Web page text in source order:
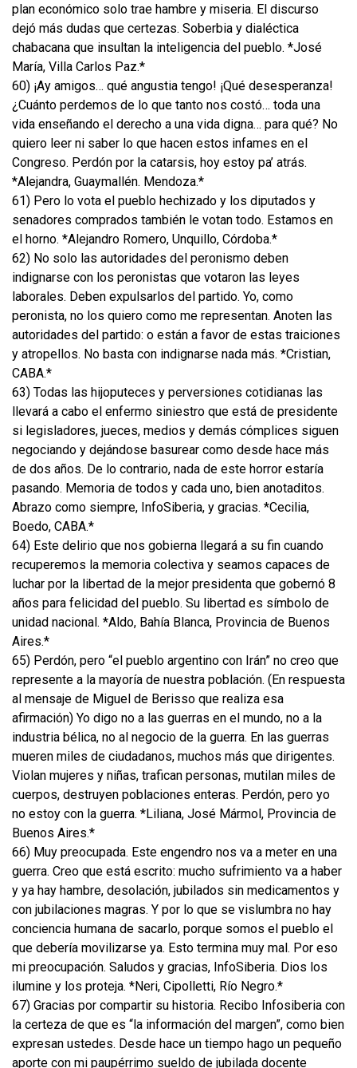
plan económico solo trae hambre y miseria. El discurso
dejó más dudas que certezas. Soberbia y dialéctica
chabacana que insultan la inteligencia del pueblo. *José
María, Villa Carlos Paz.*
60) ¡Ay amigos… qué angustia tengo! ¡Qué desesperanza!
¿Cuánto perdemos de lo que tanto nos costó… toda una
vida enseñando el derecho a una vida digna… para qué? No
quiero leer ni saber lo que hacen estos infames en el
Congreso. Perdón por la catarsis, hoy estoy pa’ atrás.
*Alejandra, Guaymallén. Mendoza.*
61) Pero lo vota el pueblo hechizado y los diputados y
senadores comprados también le votan todo. Estamos en
el horno. *Alejandro Romero, Unquillo, Córdoba.*
62) No solo las autoridades del peronismo deben
indignarse con los peronistas que votaron las leyes
laborales. Deben expulsarlos del partido. Yo, como
peronista, no los quiero como me representan. Anoten las
autoridades del partido: o están a favor de estas traiciones
y atropellos. No basta con indignarse nada más. *Cristian,
CABA.*
63) Todas las hijoputeces y perversiones cotidianas las
llevará a cabo el enfermo siniestro que está de presidente
si legisladores, jueces, medios y demás cómplices siguen
negociando y dejándose basurear como desde hace más
de dos años. De lo contrario, nada de este horror estaría
pasando. Memoria de todos y cada uno, bien anotaditos.
Abrazo como siempre, InfoSiberia, y gracias. *Cecilia,
Boedo, CABA.*
64) Este delirio que nos gobierna llegará a su fin cuando
recuperemos la memoria colectiva y seamos capaces de
luchar por la libertad de la mejor presidenta que gobernó 8
años para felicidad del pueblo. Su libertad es símbolo de
unidad nacional. *Aldo, Bahía Blanca, Provincia de Buenos
Aires.*
65) Perdón, pero “el pueblo argentino con Irán” no creo que
represente a la mayoría de nuestra población. (En respuesta
al mensaje de Miguel de Berisso que realiza esa
afirmación) Yo digo no a las guerras en el mundo, no a la
industria bélica, no al negocio de la guerra. En las guerras
mueren miles de ciudadanos, muchos más que dirigentes.
Violan mujeres y niñas, trafican personas, mutilan miles de
cuerpos, destruyen poblaciones enteras. Perdón, pero yo
no estoy con la guerra. *Liliana, José Mármol, Provincia de
Buenos Aires.*
66) Muy preocupada. Este engendro nos va a meter en una
guerra. Creo que está escrito: mucho sufrimiento va a haber
y ya hay hambre, desolación, jubilados sin medicamentos y
con jubilaciones magras. Y por lo que se vislumbra no hay
conciencia humana de sacarlo, porque somos el pueblo el
que debería movilizarse ya. Esto termina muy mal. Por eso
mi preocupación. Saludos y gracias, InfoSiberia. Dios los
ilumine y los proteja. *Neri, Cipolletti, Río Negro.*
67) Gracias por compartir su historia. Recibo Infosiberia con
la certeza de que es “la información del margen”, como bien
expresan ustedes. Desde hace un tiempo hago un pequeño
aporte con mi paupérrimo sueldo de jubilada docente